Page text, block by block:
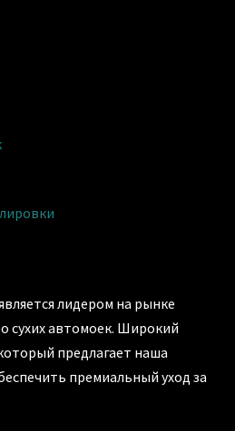
лидером на рынке
сухих автомоек. Широкий
предлагает наша
премиальный уход за